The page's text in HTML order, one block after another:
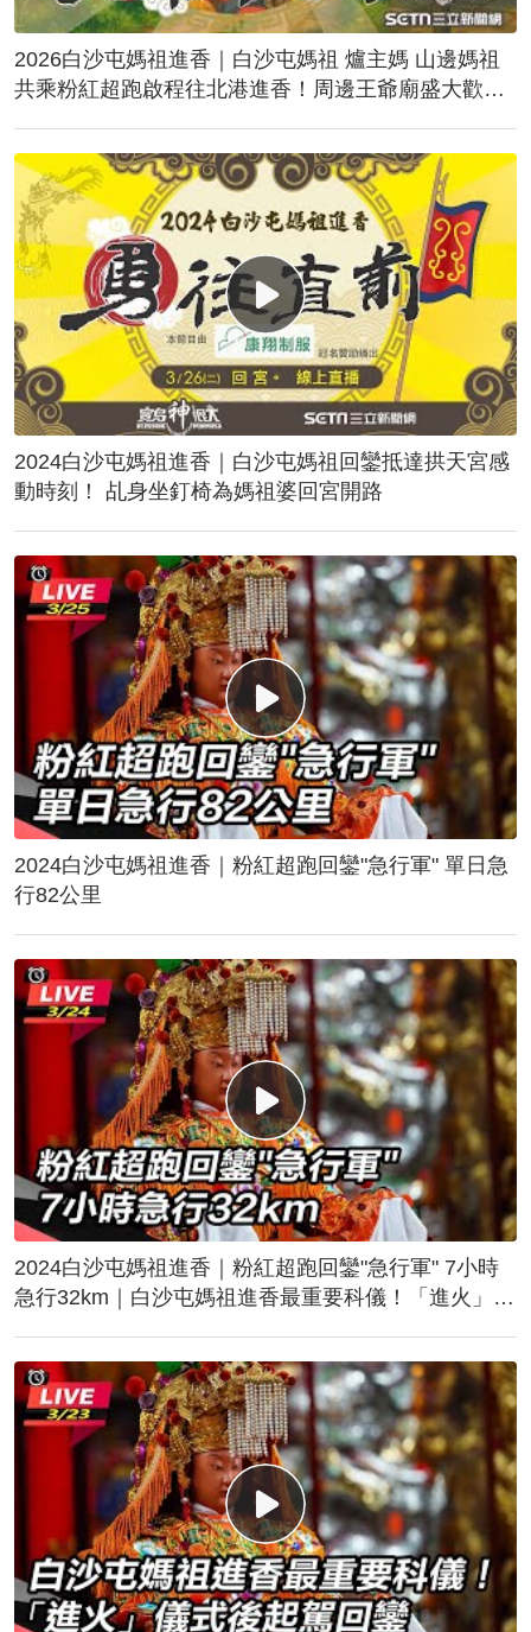
2026白沙屯媽祖進香｜白沙屯媽祖 爐主媽 山邊媽祖
共乘粉紅超跑啟程往北港進香！周邊王爺廟盛大歡
2024白沙屯媽祖進香｜白沙屯媽祖回鑾抵達拱天宮感
動時刻！ 乩身坐釘椅為媽祖婆回宮開路
2024白沙屯媽祖進香｜粉紅超跑回鑾"急行軍" 單日急
行82公里
2024白沙屯媽祖進香｜粉紅超跑回鑾"急行軍" 7小時
急行32km｜白沙屯媽祖進香最重要科儀！「進火」儀